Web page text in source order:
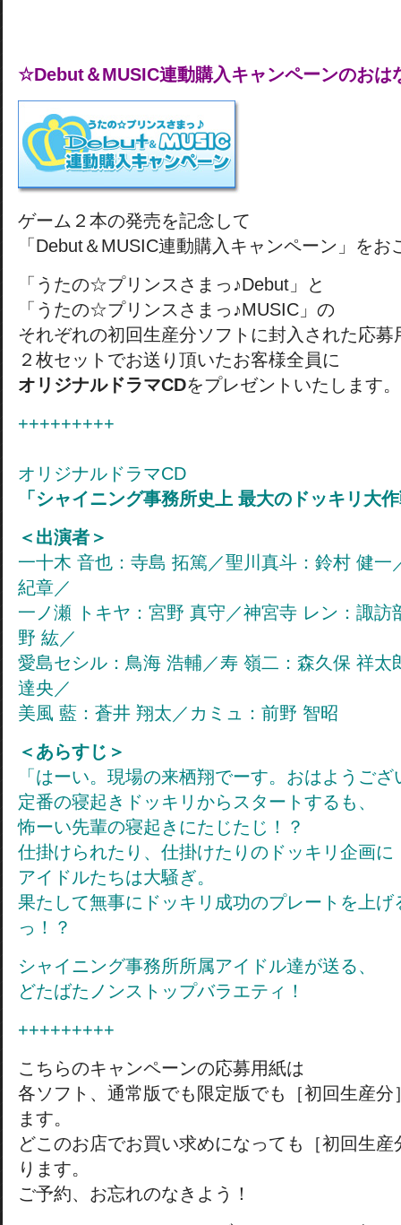
☆Debut＆MUSIC連動購入キャンペーンのおは
ゲーム２本の発売を記念して
「Debut＆MUSIC連動購入キャンペーン」をお
「うたの☆プリンスさまっ♪Debut」と
「うたの☆プリンスさまっ♪MUSIC」の
それぞれの初回生産分ソフトに封入された応募
２枚セットでお送り頂いたお客様全員に
オリジナルドラマCDをプレゼントいたします。
+++++++++
オリジナルドラマCD
「シャイニング事務所史上 最大のドッキリ大
＜出演者＞
一十木 音也：寺島 拓篤／聖川真斗：鈴村 健一
紀章／
一ノ瀬 トキヤ：宮野 真守／神宮寺 レン：諏訪
野 紘／
愛島セシル：鳥海 浩輔／寿 嶺二：森久保 祥太
達央／
美風 藍：蒼井 翔太／カミュ：前野 智昭
＜あらすじ＞
「はーい。現場の来栖翔でーす。おはようご
定番の寝起きドッキリからスタートするも、
怖ーい先輩の寝起きにたじたじ！？
仕掛けられたり、仕掛けたりのドッキリ企画に
アイドルたちは大騒ぎ。
果たして無事にドッキリ成功のプレートを上げ
っ！？
シャイニング事務所所属アイドル達が送る、
どたばたノンストップバラエティ！
+++++++++
こちらのキャンペーンの応募用紙は
各ソフト、通常版でも限定版でも［初回生産
ます。
どこのお店でお買い求めになっても［初回生
ります。
ご予約、お忘れのなきよう！